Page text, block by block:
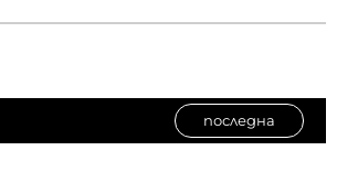
последна